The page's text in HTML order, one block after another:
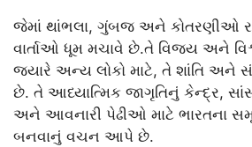
જેમાં થાંભલા, ગુંબજ અને કોતરણીઓ
વાર્તાઓ ધૂમ મચાવે છે.તે વિજય અને
જ્યારે અન્ય લોકો માટે, તે શાંતિ અને
છે. તે આધ્યાત્મિક જાગૃતિનું કેન્દ્ર,
અને આવનારી પેઢીઓ માટે ભારતના
બનવાનું વચન આપે છે.